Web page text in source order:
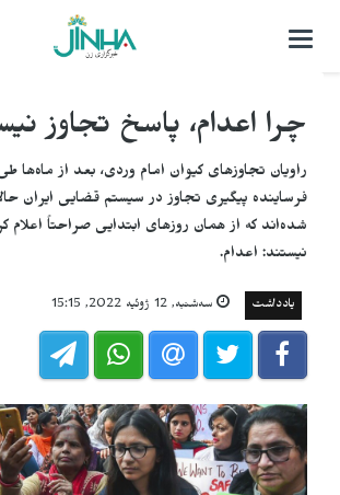
باز
بستن
چرا اعدام، پاسخ تجاوز
راویان تجاوزهای کیوان امام وردی، بعد از ماه‌ها
فرساینده پیگیری تجاوز در سیستم قضایی ایران
شده‌اند که از همان روزهای ابتدایی صراحتاً اعلام
نیستند: اعدام.
یادداشت سه‌شنبه, 12 ژوئیه 2022, 15:15